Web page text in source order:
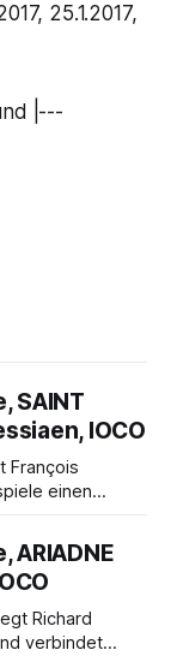
25.1.2017,
|---
SAINT
IOCO
François
einen
entfaltet
Sly berührt als
ARIADNE
Richard
verbindet